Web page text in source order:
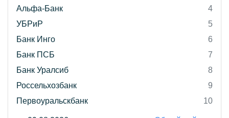
Альфа-Банк
4
УБРиР
5
Банк Инго
6
Банк ПСБ
7
Банк Уралсиб
8
Россельхозбанк
9
Первоуральскбанк
10